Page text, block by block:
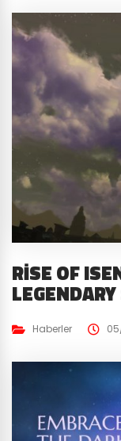
RISE OF
Haberler